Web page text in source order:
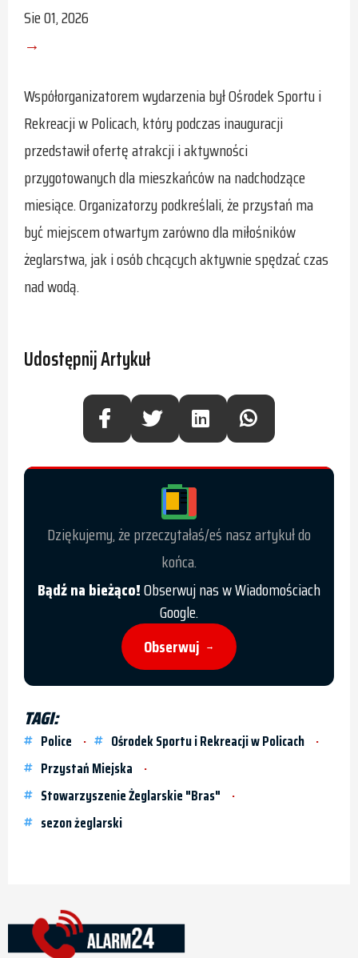
Sie 01, 2026
→
Współorganizatorem wydarzenia był Ośrodek Sportu i
Rekreacji w Policach, który podczas inauguracji
przedstawił ofertę atrakcji i aktywności
przygotowanych dla mieszkańców na nadchodzące
miesiące. Organizatorzy podkreślali, że przystań ma
być miejscem otwartym zarówno dla miłośników
żeglarstwa, jak i osób chcących aktywnie spędzać czas
nad wodą.
Udostępnij Artykuł
Dziękujemy, że przeczytałaś/eś nasz artykuł do
końca.
Bądź na bieżąco!Obserwuj nas w Wiadomościach
Google.
Obserwuj →
TAGI:
Police
Ośrodek Sportu i Rekreacji w Policach
Przystań Miejska
Stowarzyszenie Żeglarskie "Bras"
sezon żeglarski